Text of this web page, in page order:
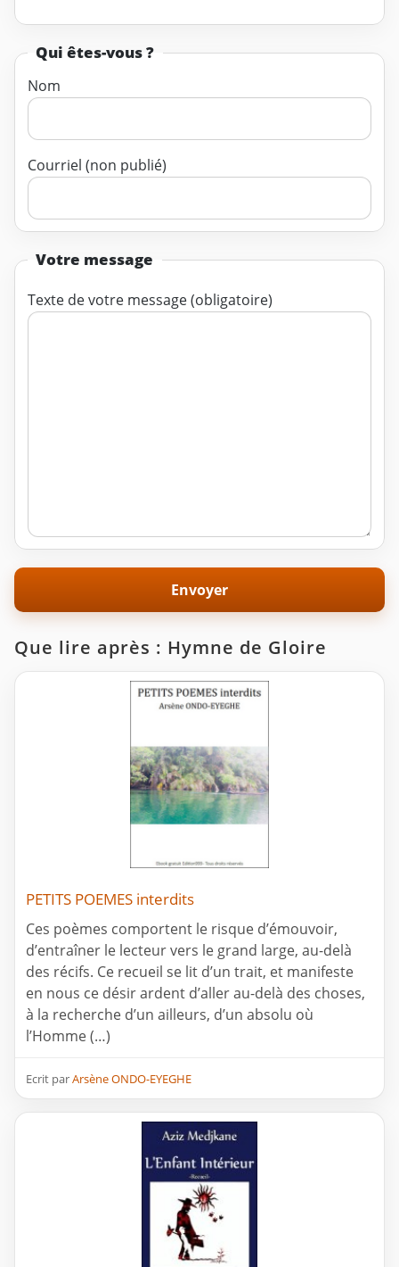
Qui êtes-vous ?
Nom
Courriel (non publié)
Votre message
Texte de votre message (obligatoire)
Que lire après : Hymne de Gloire
PETITS POEMES interdits
Ces poèmes comportent le risque d’émouvoir,
d’entraîner le lecteur vers le grand large, au-delà
des récifs. Ce recueil se lit d’un trait, et manifeste
en nous ce désir ardent d’aller au-delà des choses,
à la recherche d’un ailleurs, d’un absolu où
l’Homme (…)
Ecrit parArsène ONDO-EYEGHE